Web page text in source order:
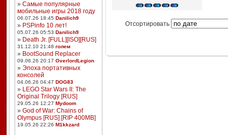
» Самые популярные
мобильные игры 2018 году
06.07.26 18:45 Danilich9
» PSPinfo 10 лет!
05.07.26 05:53 Danilich9
» Death Jr. [FULL][ISO][RUS]
31.12.10 21:48 голем
» BootSound Replacer
09.06.26 20:17 OverlordLegion
» Эпоха портативных
консолей
04.06.26 04:47 DOG83
» LEGO Star Wars II: The
Original Trilogy [RUS]
29.05.26 12:27 Mydoom
» God of War: Chains of
Olympus [RUS] [RIP 400MB]
19.05.26 22:26 M1kkzard
Отсортировать